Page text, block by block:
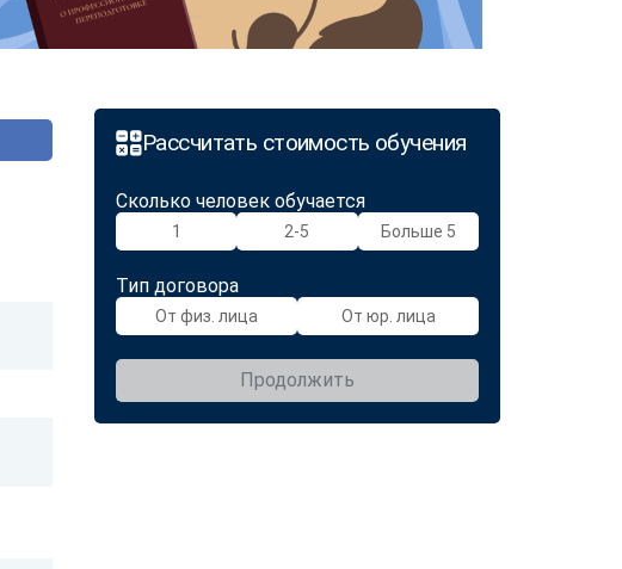
Рассчитать стоимость обучения
Сколько человек обучается
1 2-5 Больше 5
Тип договора
От физ. лица От юр. лица
Продолжить